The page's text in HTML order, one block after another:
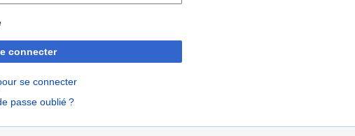
connecter
se connecter
passe oublié ?